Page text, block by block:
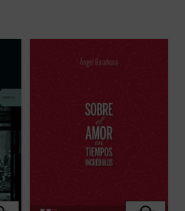
convincente de las profundas enseñanzas
de la Biblia y de encíclicas como las de san